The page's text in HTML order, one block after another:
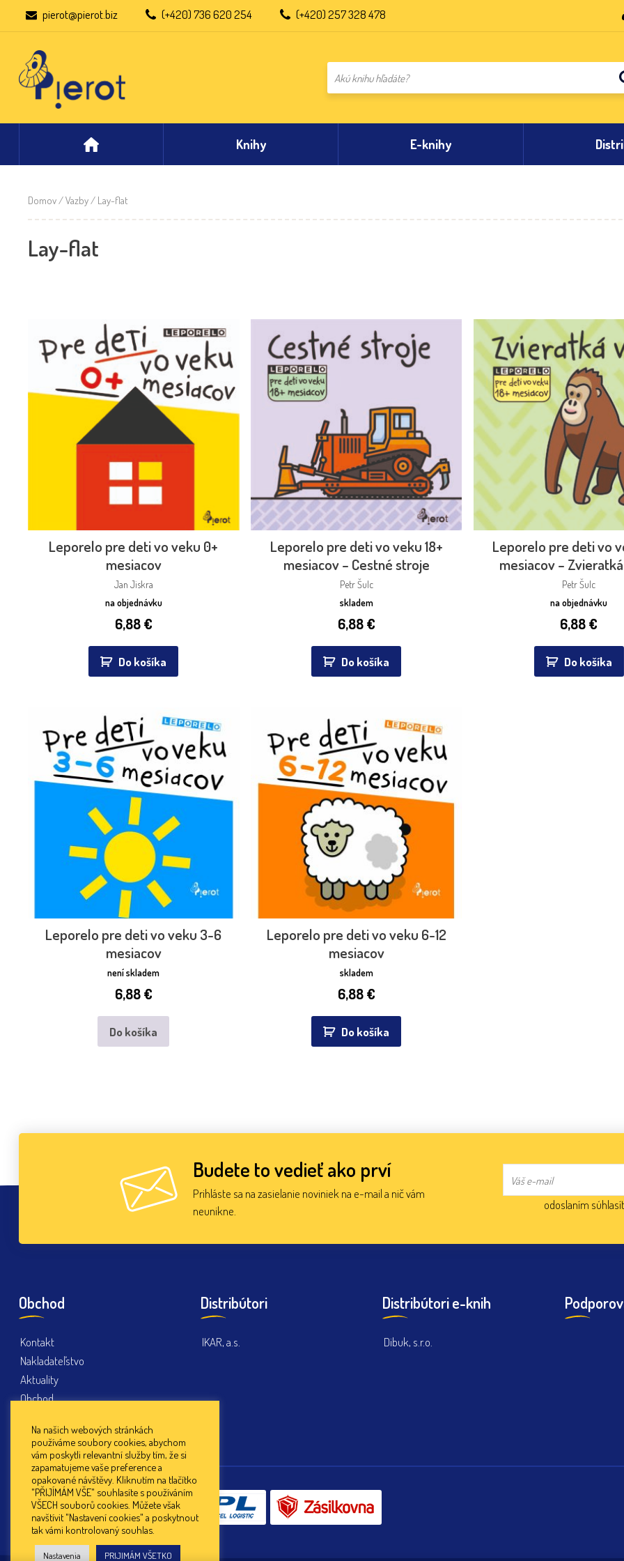
pierot@pierot.biz (+420) 736 620 254 (+420) 257 328 478
Knihy E-knihy
Domov/ Vazby / Lay-flat
Lay-flat
Leporelo pre deti vo veku 0+
mesiacov
Jan Jiskra
na objednávku
6,88€
Do košíka
Leporelo pre deti vo veku 18+
mesiacov – Cestné stroje
Petr Šulc
skladem
6,88€
Do košíka
Leporelo pre deti vo
mesiacov –
Petr Šulc
na objednávku
6,88€
Do košíka
Leporelo pre deti vo veku 3-6
mesiacov
není skladem
6,88€
Do košíka
Leporelo pre deti vo veku 6-12
mesiacov
skladem
6,88€
Do košíka
Budete to vedieť ako prví
Prihláste sa na zasielanie noviniek na e-mail a nič vám
neunikne.
odoslaním
Obchod
Kontakt
Nakladateľstvo
Aktuality
Obchod
Distribútori
IKAR, a.s.
Distribútori e-knih
Dibuk, s.r.o.
Doprava:
Na našich webových stránkách
používáme soubory cookies, abychom
vám poskytli relevantní služby tím, že si
zapamatujeme vaše preference a
opakované návštěvy. Kliknutím na tlačítko
"PŘIJÍMÁM VŠE" souhlasíte s používáním
VŠECH souborů cookies. Můžete však
navštívit "Nastavení cookies" a poskytnout
tak vámi kontrolovaný souhlas.
Nastavenia PRIJIMÁM VŠETKO